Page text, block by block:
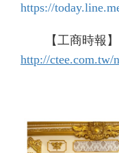
https://
【工商時報】
http://ctee.com.tw/